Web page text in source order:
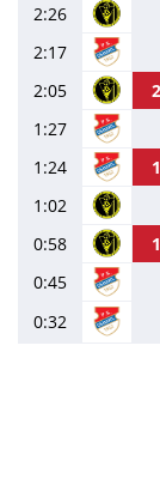
2:26
2:17
2:05
1:27
1:24
1:02
0:58
0:45
0:32